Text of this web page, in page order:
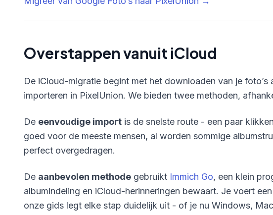
Overstappen vanuit iCloud
De iCloud-migratie begint met het downloaden van je
importeren in PixelUnion. We bieden twee methoden,
De eenvoudige import is de snelste route - een paar
goed voor de meeste mensen, al worden sommige
perfect overgedragen.
De aanbevolen methode gebruikt Immich Go, een klein
albumindeling en iCloud-herinneringen bewaart. Je voert
onze gids legt elke stap duidelijk uit - of je nu Windows,